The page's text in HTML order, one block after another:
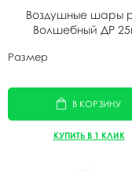
Воздушные шары
Волшебный ДР
Размер
В КОРЗИНУ
КУПИТЬ В 1 КЛИК